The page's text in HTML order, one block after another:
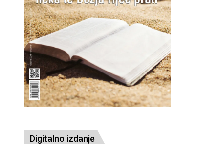
Digitalno izdanje